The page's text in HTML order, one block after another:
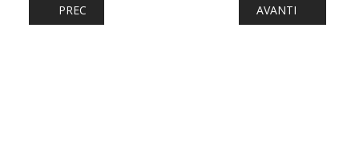
ARTICOLO PRECEDENTE: FERROVIE: TILO, CON IL
PREC ARTICOLO
AVANTI